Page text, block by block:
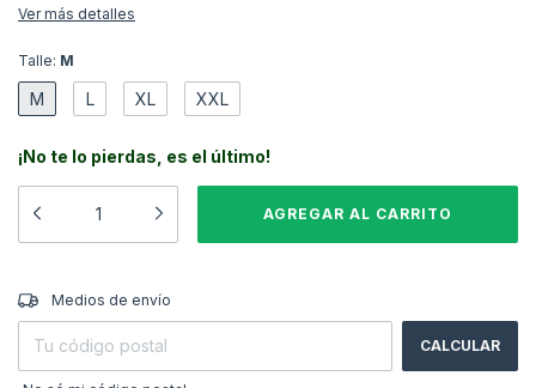
Ver más detalles
Talle: M
M L XL XXL
¡No te lo pierdas, es el último!
Entregas para el CP:
Medios de envío
CALCULAR